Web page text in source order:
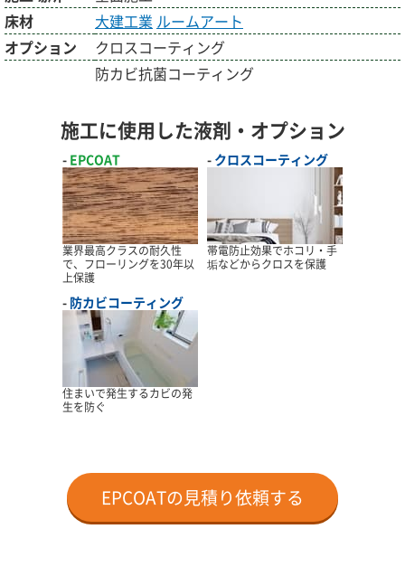
床材
大建工業 ルームアート
オプション
クロスコーティング
防カビ抗菌コーティング
施工に使用した液剤・オプション
EPCOAT
業界最高クラスの耐久性
で、フローリングを30年以
上保護
クロスコーティング
帯電防止効果でホコリ・手
垢などからクロスを保護
防カビコーティング
住まいで発生するカビの発
生を防ぐ
EPCOATの見積り依頼する